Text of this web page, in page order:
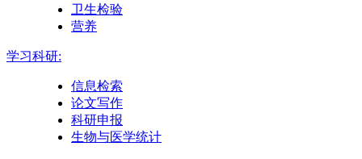
卫生检验
营养
学习科研:
信息检索
论文写作
科研申报
生物与医学统计